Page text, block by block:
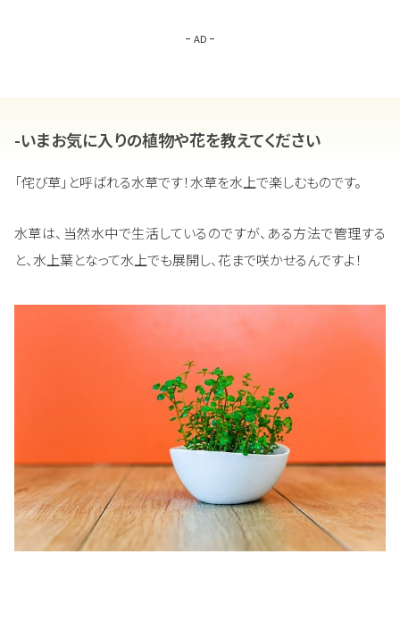
AD
-いまお気に入りの植物や花を教えてください
「侘び草」と呼ばれる水草です！水草を水上で楽しむものです。
水草は、当然水中で生活しているのですが、ある方法で管理する
と、水上葉となって水上でも展開し、花まで咲かせるんですよ！